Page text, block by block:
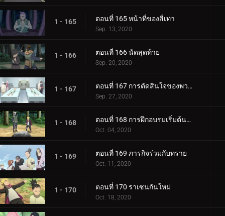
1 - 165 ตอนที่ 165 หน้าที่ของสี่เท่า
Sep. 13, 2020
1 - 166 ตอนที่ 166 นัดสุดท้าย
Sep. 20, 2020
1 - 167 ตอนที่ 167 การตัดสินใจของพวกเขา
Sep. 27, 2020
1 - 168 ตอนที่ 168 การฝึกอบรมเริ่มต้นขึ้น!
Oct. 04, 2020
1 - 169 ตอนที่ 169 ภารกิจร่วมกับทราย
Oct. 11, 2020
1 - 170 ตอนที่ 170 ราเซนกันใหม่
Oct. 18, 2020